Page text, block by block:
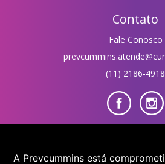
Contato
Fale Conosco
(11) 2186-4918
A Prevcummins está